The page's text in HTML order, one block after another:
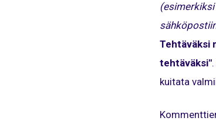
Tehtäväksi
tehtäväksi"
kuitata